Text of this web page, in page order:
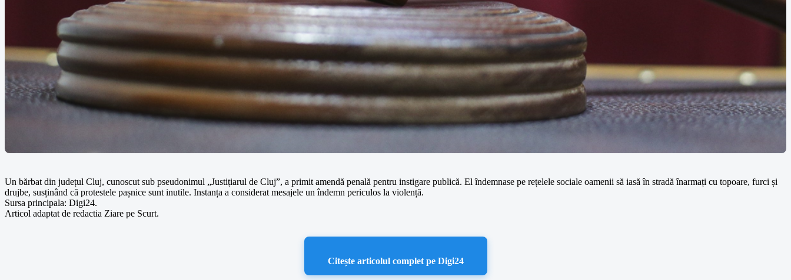
Un bărbat din județul Cluj, cunoscut sub pseudonimul „Justițiarul de Cluj”, a primit amendă penală pentru instigare publică. El îndemnase pe rețelele sociale oamenii să iasă în stradă înarmați cu topoare, furci și
drujbe, susținând că protestele pașnice sunt inutile. Instanța a considerat mesajele un îndemn periculos la violență.
Sursa principala: Digi24.
Articol adaptat de redactia Ziare pe Scurt.
Citește articolul complet pe Digi24